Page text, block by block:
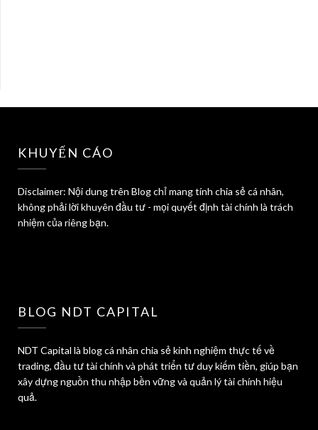
KHUYẾN CÁO
Disclaimer: Nội dung trên Blog chỉ mang tính chia sẻ cá nhân,
không phải lời khuyên đầu tư - mọi quyết định tài chính là trách
nhiệm của riêng bạn.
BLOG NDT CAPITAL
NDT Capital là blog cá nhân chia sẻ kinh nghiệm thực tế về
trading, đầu tư tài chính và phát triển tư duy kiếm tiền, giúp bạn
xây dựng nguồn thu nhập bền vững và quản lý tài chính hiệu
quả.